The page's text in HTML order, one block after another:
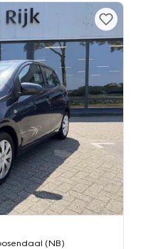
(NB)